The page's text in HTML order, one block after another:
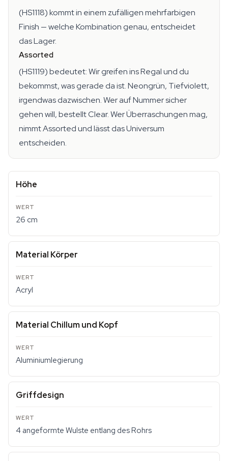
(HS1118) kommt in einem zufälligen mehrfarbigen
Finish — welche Kombination genau, entscheidet
das Lager.
Assorted
(HS1119) bedeutet: Wir greifen ins Regal und du
bekommst, was gerade da ist. Neongrün, Tiefviolett,
irgendwas dazwischen. Wer auf Nummer sicher
gehen will, bestellt Clear. Wer Überraschungen mag,
nimmt Assorted und lässt das Universum
entscheiden.
Höhe
26 cm
Material Körper
Acryl
Material Chillum und Kopf
Aluminiumlegierung
Griffdesign
4 angeformte Wulste entlang des Rohrs